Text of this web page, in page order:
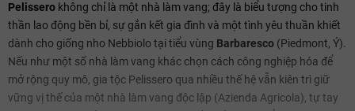
Pelissero không chỉ là một nhà làm vang; đây là biểu tượng cho tinh
thần lao động bền bỉ, sự gắn kết gia đình và một tình yêu thuần khiết
dành cho giống nho Nebbiolo tại tiểu vùng Barbaresco (Piedmont, Ý).
Nếu như một số nhà làm vang khác chọn cách công nghiệp hóa để
mở rộng quy mô, gia tộc Pelissero qua nhiều thế hệ vẫn kiên trì giữ
vững vị thế của một nhà làm vang độc lập (Azienda Agricola), tự tay